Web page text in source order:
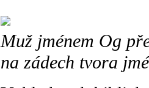
Muž jménem Og
na zádech tvora